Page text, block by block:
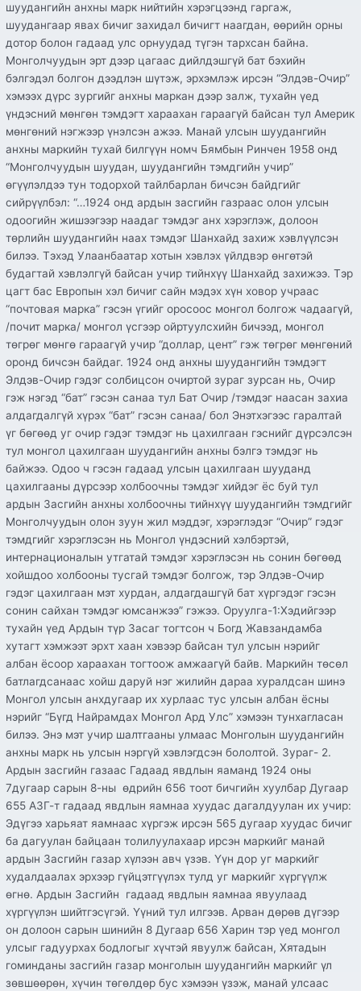
шуудангийн анхны марк нийтийн хэрэгцээнд гаргаж,
шуудангаар явах бичиг захидал бичигт наагдан, өөрийн орны
дотор болон гадаад улс орнуудад түгэн тархсан байна.
Монголчуудын эрт дээр цагаас дийлдэшгүй бат бэхийн
бэлгэдэл болгон дээдлэн шүтэж, эрхэмлэж ирсэн “Элдэв-Очир”
хэмээх дүрс зургийг анхны маркан дээр залж, тухайн үед
үндэсний мөнгөн тэмдэгт хараахан гараагүй байсан тул Америк
мөнгөний нэгжээр үнэлсэн ажээ. Манай улсын шуудангийн
анхны маркийн тухай билгүүн номч Бямбын Ринчен 1958 онд
“Монголчуудын шуудан, шуудангийн тэмдгийн учир”
өгүүлэлдээ тун тодорхой тайлбарлан бичсэн байдгийг
сийрүүлбэл: “…1924 онд ардын засгийн газраас олон улсын
одоогийн жишээгээр наадаг тэмдэг анх хэрэглэж, долоон
төрлийн шуудангийн наах тэмдэг Шанхайд захиж хэвлүүлсэн
билээ. Тэхэд Улаанбаатар хотын хэвлэх үйлдвэр өнгөтэй
будагтай хэвлэлгүй байсан учир тийнхүү Шанхайд захижээ. Тэр
цагт бас Европын хэл бичиг сайн мэдэх хүн ховор учраас
“почтовая марка” гэсэн үгийг оросоос монгол болгож чадаагүй,
/почит марка/ монгол үсгээр ойртуулсхийн бичээд, монгол
төгрөг мөнгө гараагүй учир “доллар, цент” гэж төгрөг мөнгөний
оронд бичсэн байдаг. 1924 онд анхны шуудангийн тэмдэгт
Элдэв-Очир гэдэг солбицсон очиртой зураг зурсан нь, Очир
гэж нэгэд “бат” гэсэн санаа тул Бат Очир /тэмдэг наасан захиа
алдагдалгүй хүрэх “бат” гэсэн санаа/ бол Энэтхэгээс гаралтай
үг бөгөөд уг очир гэдэг тэмдэг нь цахилгаан гэснийг дүрсэлсэн
тул монгол цахилгаан шуудангийн анхны бэлгэ тэмдэг нь
байжээ. Одоо ч гэсэн гадаад улсын цахилгаан шууданд
цахилгааны дүрсээр холбоочны тэмдэг хийдэг ёс буй тул
ардын Засгийн анхны холбоочны тийнхүү шуудангийн тэмдгийг
Монголчуудын олон зуун жил мэддэг, хэрэглэдэг “Очир” гэдэг
тэмдгийг хэрэглэсэн нь Монгол үндэсний хэлбэртэй,
интернационалын утгатай тэмдэг хэрэглэсэн нь сонин бөгөөд
хойшдоо холбооны тусгай тэмдэг болгож, тэр Элдэв-Очир
гэдэг цахилгаан мэт хурдан, алдагдашгүй бат хүргэдэг гэсэн
сонин сайхан тэмдэг юмсанжээ” гэжээ. Оруулга-1:Хэдийгээр
тухайн үед Ардын түр Засаг тогтсон ч Богд Жавзандамба
хутагт хэмжээт эрхт хаан хэвээр байсан тул улсын нэрийг
албан ёсоор хараахан тогтоож амжаагүй байв. Маркийн төсөл
батлагдсанаас хойш даруй нэг жилийн дараа хуралдсан шинэ
Монгол улсын анхдугаар их хурлаас тус улсын албан ёсны
нэрийг “Бүгд Найрамдах Монгол Ард Улс” хэмээн тунхагласан
билээ. Энэ мэт учир шалтгааны улмаас Монголын шуудангийн
анхны марк нь улсын нэргүй хэвлэгдсэн бололтой. Зураг- 2.
Ардын засгийн газаас Гадаад явдлын яаманд 1924 оны
7дугаар сарын 8-ны өдрийн 656 тоот бичгийн хуулбар Дугаар
655 АЗГ-т гадаад явдлын яамнаа хуудас дагалдуулан их учир:
Эдүгээ харьяат яамнаас хүргэж ирсэн 565 дугаар хуудас бичиг
ба дагуулан байцаан толилуулахаар ирсэн маркийг манай
ардын Засгийн газар хүлээн авч үзэв. Үүн дор уг маркийг
худалдаалах эрхээр гүйцэтгүүлэх тулд уг маркийг хүргүүлж
өгнө. Ардын Засгийн гадаад явдлын яамнаа явуулаад
хүргүүлэн шийтгэсүгэй. Үүний тул илгээв. Арван дөрөв дүгээр
он долоон сарын шинийн 8 Дугаар 656 Харин тэр үед монгол
улсыг гадуурхах бодлогыг хүчтэй явуулж байсан, Хятадын
гоминданы засгийн газар монголын шуудангийн маркийг үл
зөвшөөрөн, хүчин төгөлдөр бус хэмээн үзэж, манай улсаас